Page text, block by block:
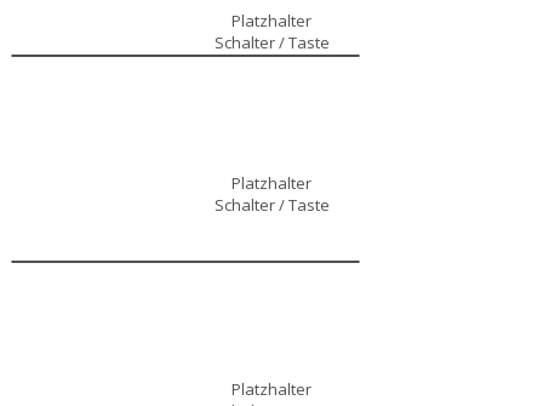
Platzhalter
Schalter / Taste
Platzhalter
Schalter / Taste
Platzhalter